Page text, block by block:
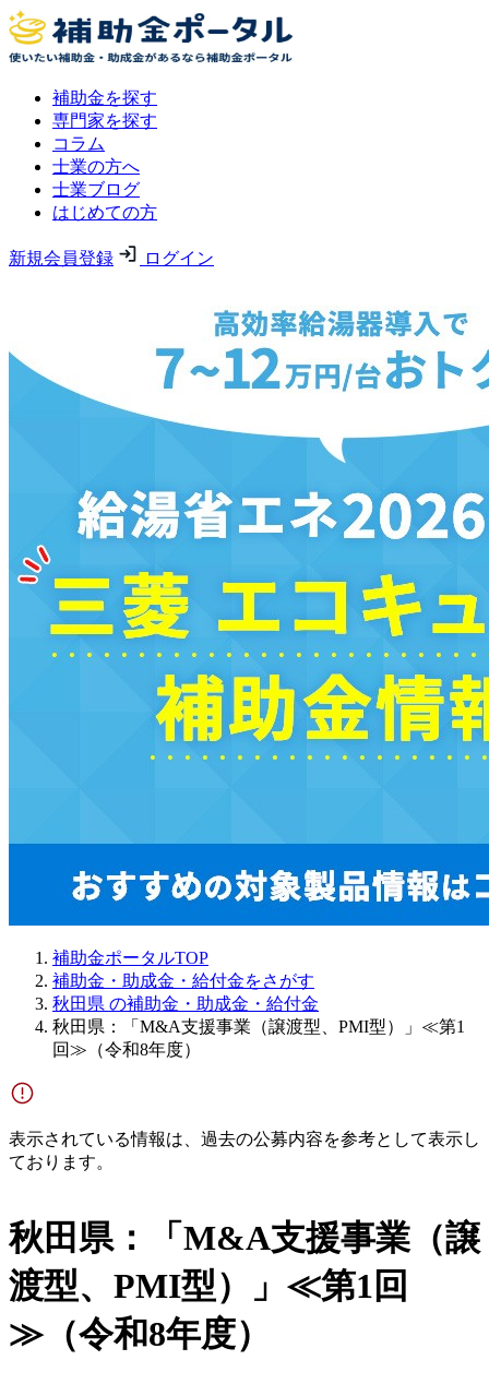
補助金を探す
専門家を探す
コラム
士業の方へ
士業ブログ
はじめての方
新規会員登録 ログイン
補助金ポータルTOP
補助金・助成金・給付金をさがす
秋田県 の補助金・助成金・給付金
秋田県：「M&A支援事業（譲渡型、PMI型）」≪第1
回≫（令和8年度）
表示されている情報は、過去の公募内容を参考として表示し
ております。
秋田県：「M&A支援事業（譲
渡型、PMI型）」≪第1回
≫（令和8年度）